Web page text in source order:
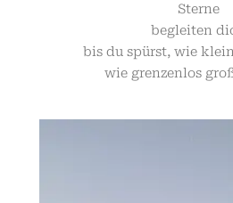
Sterne
begleiten
bis du spürst, wie
wie grenzenlos